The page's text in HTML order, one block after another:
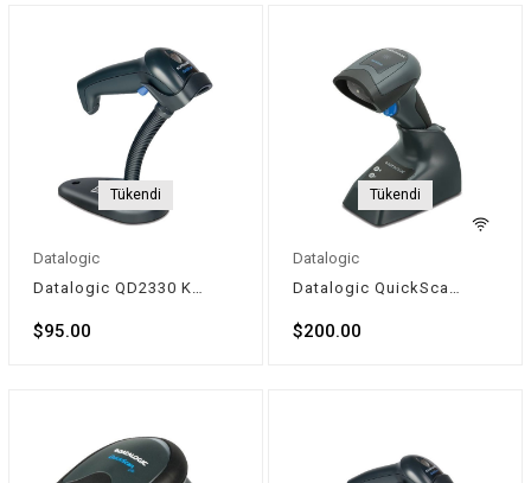
Tükendi
Datalogic
Datalogic QD2330 Kablolu Lazer Barkod Okuyucu
$95.00
Tükendi
Datalogic
Datalogic QuickScan QM2131 Kablosuz Barkod Okuyucu
$200.00